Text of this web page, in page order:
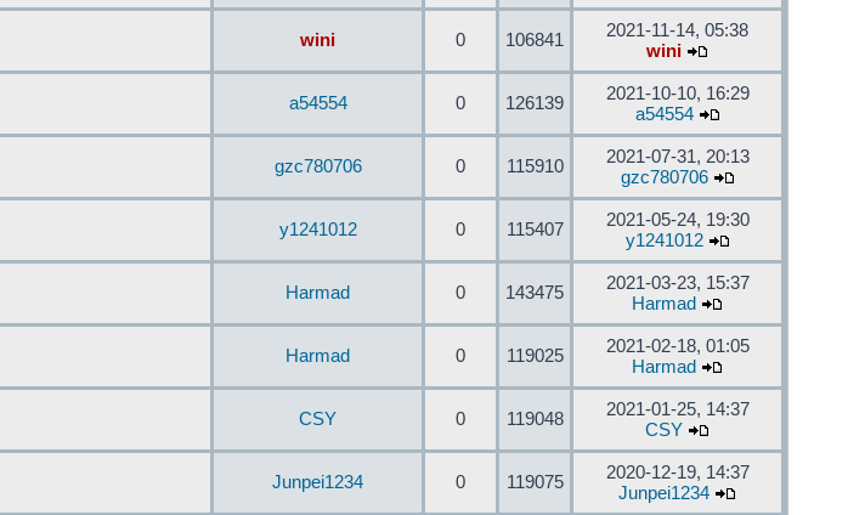
wini 0 106841
2021-11-14, 05:38
wini
a54554 0 126139
2021-10-10, 16:29
a54554
gzc780706 0 115910
2021-07-31, 20:13
gzc780706
y1241012 0 115407
2021-05-24, 19:30
y1241012
Harmad 0 143475
2021-03-23, 15:37
Harmad
Harmad 0 119025
2021-02-18, 01:05
Harmad
CSY 0 119048
2021-01-25, 14:37
CSY
Junpei1234 0 119075
2020-12-19, 14:37
Junpei1234